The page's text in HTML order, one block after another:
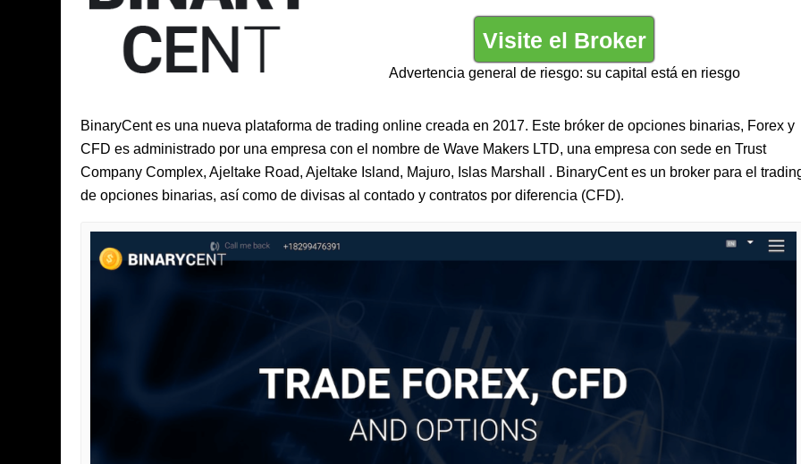
Visite el Broker
Advertencia general de riesgo: su capital está en riesgo
BinaryCent es una nueva plataforma de trading online creada en 2017. Este bróker de opciones binarias, Forex y
CFD es administrado por una empresa con el nombre de Wave Makers LTD, una empresa con sede en Trust
Company Complex, Ajeltake Road, Ajeltake Island, Majuro, Islas Marshall . BinaryCent es un broker para el
de opciones binarias, así como de divisas al contado y contratos por diferencia (CFD).